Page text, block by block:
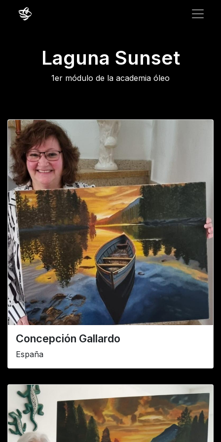
Laguna Sunset
1er módulo de la academia óleo
Concepción Gallardo
España